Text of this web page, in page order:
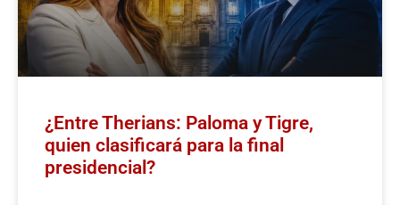
¿Entre Therians: Paloma y Tigre,
quien clasificará para la final
presidencial?